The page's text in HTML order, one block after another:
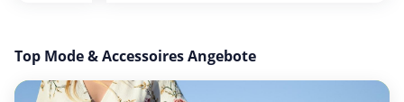
Top Mode & Accessoires Angebote